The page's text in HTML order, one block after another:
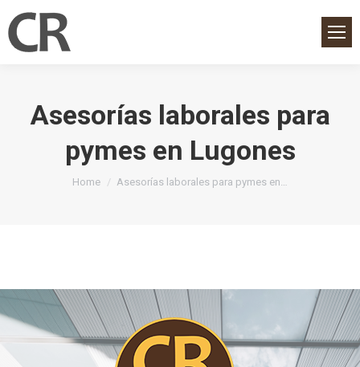
Asesorías laborales para
pymes en Lugones
You are here:
Home Asesorías laborales para pymes en…